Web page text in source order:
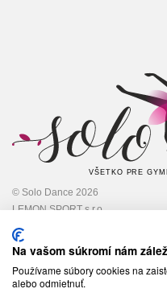
VŠETKO PRE
© Solo Dance 2026
LEMON SPORT s.r.o
IČO: 45 348 545,
DIČ: 2022948301
Na vašom súkromí nám
Používame súbory cookies na
alebo odmietnuť.